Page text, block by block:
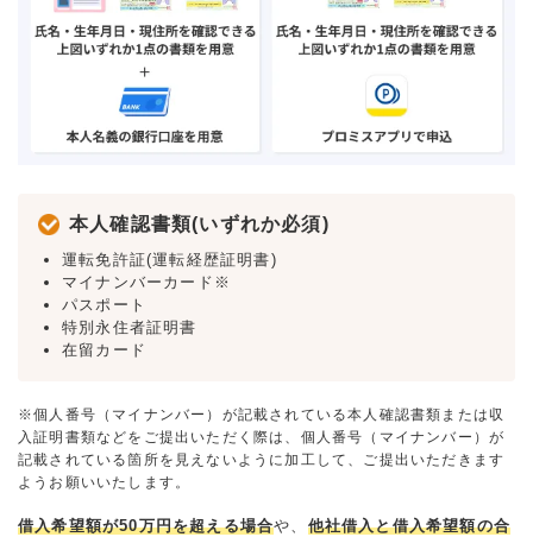
本人確認書類(いずれか必須)
運転免許証(運転経歴証明書)
マイナンバーカード※
パスポート
特別永住者証明書
在留カード
※個人番号（マイナンバー）が記載されている本人確認書類または収
入証明書類などをご提出いただく際は、個人番号（マイナンバー）が
記載されている箇所を見えないように加工して、ご提出いただきます
ようお願いいたします。
借入希望額が50万円を超える場合や、 他社借入と借入希望額の合